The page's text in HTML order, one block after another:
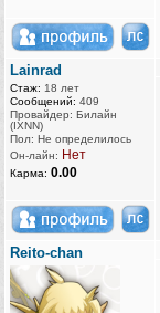
Lainrad
Стаж: 18 лет
Сообщений: 409
Провайдер: Билайн
(IXNN)
Пол: Не определилось
Он-лайн: Нет
Карма: 0.00
Reito-chan